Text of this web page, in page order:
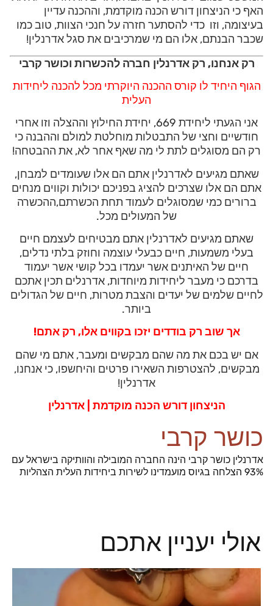
האף כי הניצחון דורש הכנה מוקדמת, וההכנה עדיין
בעיצומה, וזו כדי להסתער חזרה על חנכי הצוות, טוב כמו
שכבר הבנתם, אלו הם מי שמרכיבים את סגל אדרנלין!
רק אנחנו, רק אדרנלין חברה להכשרות וכושר קרבי
הגוף היחיד לו קורס ההכנה היוקרתי מכל להכנה ליחידות
העלית
אני הגעתי ליחידת 669, יחידת החילוץ וההצלה וזו אחרי
חודשיים וחצי של התבטלות מוחלטת למולם וההבנה כי
רק הם מסוגלים לתת לי מה שאף אחר לא, את ההבטחה!
שאתם מגיעים לאדרנלין אתם הם אלו שעומדים למבחן,
אתם הם אלו שצרכים להציג בפניכם יכולות וקווים מנחים
ברורים כמי שמסוגלים לעמוד תחת הכשרתם,ההכשרה
של המעולים מכל.
שאתם מגיעים לאדרנלין אתם מבטיחים לעצמם חיים
בעלי משמעות, חיים כבעלי עוצמה וחוזק בלתי נדלים,
חיים של האיתנים אשר יעמדו בכל קושי אשר יעמוד
בדרכם כי מעבר ליחידות מיוחדות, אדרנלים תכין אתכם
לחיים שלמים של יעדים והצבת מטרות, חיים של הגדולים
ביותר.
אך שוב רק בודדים יזכו בקווים אלו, רק אתם!
אם יש בכם את מה שהם מבקשים ומעבר, אתם מי שהם
מבקשים, להצטרפות השאירו פרטים והיחשפו, כי אנחנו,
אדרנלין!
הניצחון דורש הכנה מוקדמת | אדרנלין
כושר קרבי
אדרנלין כושר קרבי הינה החברה המובילה והוותיקה בישראל עם
93% הצלחה בגיוס מועמדינו לשירות ביחידות העלית הצהליות
אולי יעניין אתכם